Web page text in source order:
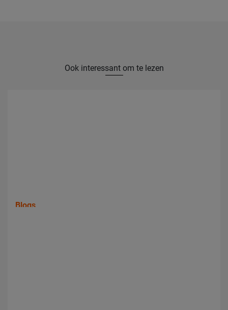
Ook interessant om te lezen
Blogs